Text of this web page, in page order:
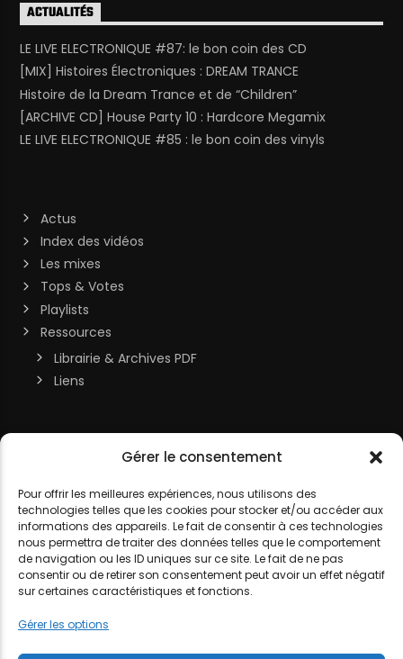
Gérer le consentement
Pour offrir les meilleures expériences, nous utilisons des
technologies telles que les cookies pour stocker et/ou accéder aux
informations des appareils. Le fait de consentir à ces technologies
nous permettra de traiter des données telles que le comportement
de navigation ou les ID uniques sur ce site. Le fait de ne pas
consentir ou de retirer son consentement peut avoir un effet négatif
sur certaines caractéristiques et fonctions.
Gérer les options
ACTUALITÉS
LE LIVE ELECTRONIQUE #87: le bon coin des CD
[MIX] Histoires Électroniques : DREAM TRANCE
Histoire de la Dream Trance et de “Children”
[ARCHIVE CD] House Party 10 : Hardcore Megamix
LE LIVE ELECTRONIQUE #85 : le bon coin des vinyls
Actus
Index des vidéos
Les mixes
Tops & Votes
Playlists
Ressources
Librairie & Archives PDF
Liens
MON COMPTE
Contact
DJ LITTLE NEMO
CONFIDENTIALITÉ